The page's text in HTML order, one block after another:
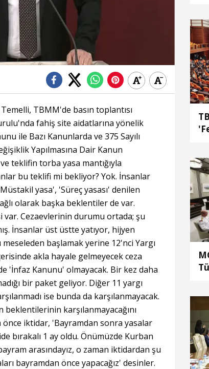
TBMM'de basın toplantısı
fahiş site aidatlarına yönelik
ile Bazı Kanunlarda ve 375 Sayılı
Yapılmasına Dair Kanun
teklifin torba yasa mantığıyla
bu teklifi mi bekliyor? Yok. İnsanlar
yasa', 'Süreç yasası' denilen
olarak başka beklentiler de var.
Cezaevlerinin durumu ortada; şu
İnsanlar üst üstte yatıyor, hijyen
başlamak yerine 12'nci Yargı
akla hayale gelmeyecek ceza
'İnfaz Kanunu' olmayacak. Bir kez daha
bir paket geliyor. Diğer 11 yargı
ise bunda da karşılanmayacak.
karşılanmayacağını
önce iktidar, 'Bayramdan sonra yasalar
bırakalı 1 ay oldu. Önümüzde Kurban
arasındayız, o zaman iktidardan şu
bayramdan önce yapacağız' desinler.